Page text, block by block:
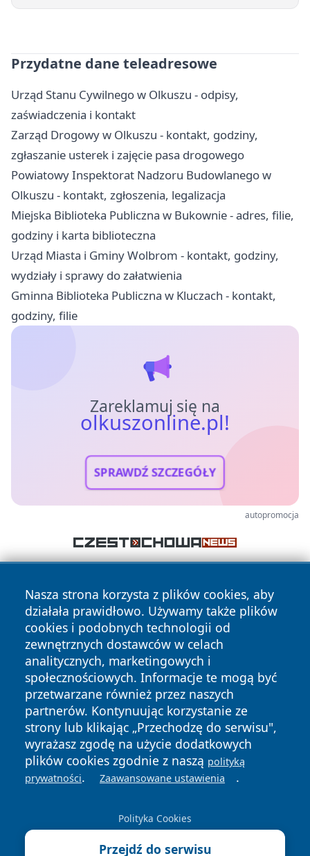
Przydatne dane teleadresowe
Urząd Stanu Cywilnego w Olkuszu - odpisy,
zaświadczenia i kontakt
Zarząd Drogowy w Olkuszu - kontakt, godziny,
zgłaszanie usterek i zajęcie pasa drogowego
Powiatowy Inspektorat Nadzoru Budowlanego w
Olkuszu - kontakt, zgłoszenia, legalizacja
Miejska Biblioteka Publiczna w Bukownie - adres, filie,
godziny i karta biblioteczna
Urząd Miasta i Gminy Wolbrom - kontakt, godziny,
wydziały i sprawy do załatwienia
Gminna Biblioteka Publiczna w Kluczach - kontakt,
godziny, filie
Zareklamuj się na
olkuszonline.pl!
SPRAWDŹ SZCZEGÓŁY
autopromocja
Nasza strona korzysta z plików cookies, aby
działała prawidłowo. Używamy także plików
cookies i podobnych technologii od
zewnętrznych dostawców w celach
analitycznych, marketingowych i
społecznościowych. Informacje te mogą być
przetwarzane również przez naszych
partnerów. Kontynuując korzystanie ze
strony lub klikając „Przechodzę do serwisu",
wyrażasz zgodę na użycie dodatkowych
plików cookies zgodnie z naszą polityką
prywatności. Zaawansowane ustawienia .
Polityka Cookies
Przejdź do serwisu
Copyright © 2026 olkuszonline.pl Wszystkie prawa
zastrzeżone.
News Autorzy
Polityka
Prywatności
Polityka
Cookies